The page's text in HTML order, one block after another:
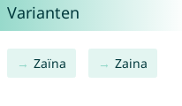
Varianten
Zaïna Zaina